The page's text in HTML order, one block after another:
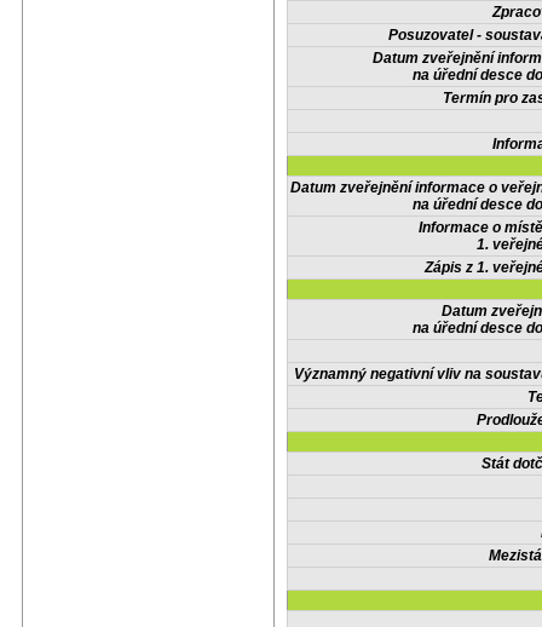
Posuzovatel -
Datum zveřejnění
na úřední desce
Termín pro
Datum zveřejnění informace o
na úřední desce
Informace o
1.
Zápis z 1.
Datum
na úřední desce
Významný negativní vliv na
Stát